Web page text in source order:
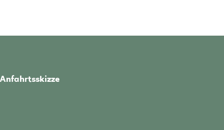
Anfahrtsskizze